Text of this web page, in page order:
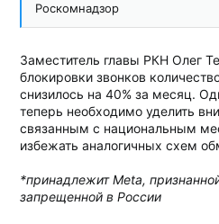
Роскомнадзор
Заместитель главы РКН Олег
блокировки звонков
снизилось на 40% за месяц.
теперь необходимо уделить
связанным с национальным
избежать аналогичных схем
*принадлежит Meta,
запрещенной в России